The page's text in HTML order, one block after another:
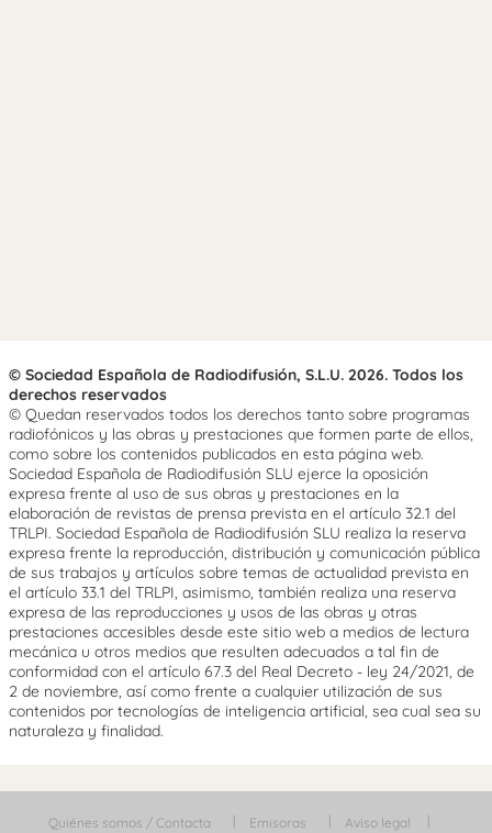
© Sociedad Española de Radiodifusión, S.L.U. 2026. Todos los
derechos reservados
© Quedan reservados todos los derechos tanto sobre programas
radiofónicos y las obras y prestaciones que formen parte de ellos,
como sobre los contenidos publicados en esta página web.
Sociedad Española de Radiodifusión SLU ejerce la oposición
expresa frente al uso de sus obras y prestaciones en la
elaboración de revistas de prensa prevista en el artículo 32.1 del
TRLPI. Sociedad Española de Radiodifusión SLU realiza la reserva
expresa frente la reproducción, distribución y comunicación pública
de sus trabajos y artículos sobre temas de actualidad prevista en
el artículo 33.1 del TRLPI, asimismo, también realiza una reserva
expresa de las reproducciones y usos de las obras y otras
prestaciones accesibles desde este sitio web a medios de lectura
mecánica u otros medios que resulten adecuados a tal fin de
conformidad con el artículo 67.3 del Real Decreto - ley 24/2021, de
2 de noviembre, así como frente a cualquier utilización de sus
contenidos por tecnologías de inteligencia artificial, sea cual sea su
naturaleza y finalidad.
Quiénes somos / Contacta Emisoras Aviso legal